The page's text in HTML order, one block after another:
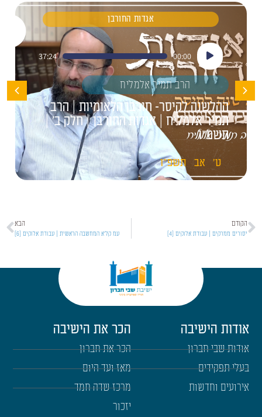
אגדות החורבן
נגן
אודיו
00:00
37:24
הרב תמיר אלמליח
ההלשנה לקיסר- חורבן הלאומיות | הרב
תמיר אלמליח | אגדות החורבן | חלק ב' |
תשפ"ו
ט' אב תשפ"ו
הקודם
יסורים ממרקים | עבודת אלוקים [4]
הבא
עמ קל'א המחשבה הראשית | עבודת אלוקים [6]
אודות הישיבה
אודות שבי חברון
בעלי תפקידים
אירועים וחדשות
הכר את הישיבה
הכר את חברון
מאז ועד היום
מרכז שדה חמד
יזכור